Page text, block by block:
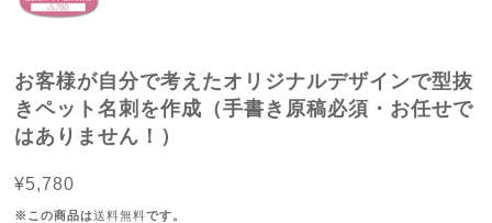
お客様が自分で考えたオリジナルデザインで型抜
きペット名刺を作成（手書き原稿必須・お任せで
はありません！）
¥5,780
※この商品は送料無料です。